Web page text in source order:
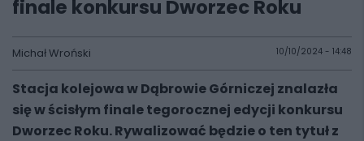
finale konkursu Dworzec Roku
Michał Wroński 10/10/2024 - 14:48
Stacja kolejowa w Dąbrowie Górniczej znalazła
się w ścisłym finale tegorocznej edycji konkursu
Dworzec Roku. Rywalizować będzie o ten tytuł z